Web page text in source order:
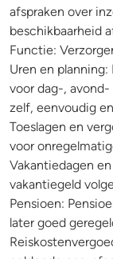
afspraken over
beschikbaarheid
Functie:
Uren en
voor dag-,
zelf, eenvoudig
Toeslagen en
voor
Vakantiedagen
vakantiegeld
Pensioen:
later goed